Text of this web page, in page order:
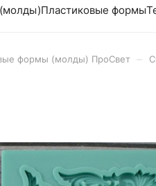
Пластиковые формы
формы (молды) ПроСвет